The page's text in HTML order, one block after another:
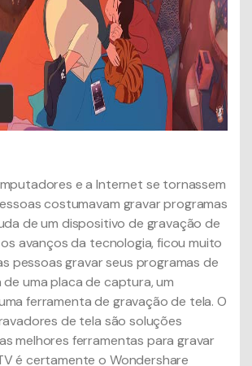
e a Internet se tornassem
costumavam gravar programas
de um dispositivo de gravação de
avanços da tecnologia, ficou muito
pessoas gravar seus programas de
de uma placa de captura, um
ferramenta de gravação de tela. O
de tela são soluções
melhores ferramentas para gravar
é certamente o Wondershare